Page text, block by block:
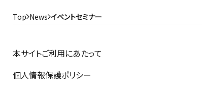
Top News イベントセミナー
本サイトご利用にあたって
個人情報保護ポリシー